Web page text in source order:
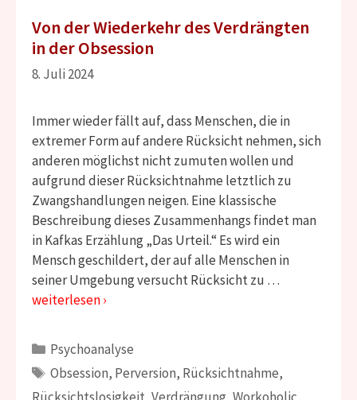
Von der Wiederkehr des Verdrängten
in der Obsession
8. Juli 2024
Immer wieder fällt auf, dass Menschen, die in
extremer Form auf andere Rücksicht nehmen, sich
anderen möglichst nicht zumuten wollen und
aufgrund dieser Rücksichtnahme letztlich zu
Zwangshandlungen neigen. Eine klassische
Beschreibung dieses Zusammenhangs findet man
in Kafkas Erzählung „Das Urteil.“ Es wird ein
Mensch geschildert, der auf alle Menschen in
seiner Umgebung versucht Rücksicht zu …
weiterlesen ›
Kategorien
Psychoanalyse
Schlagwörter
Obsession, Perversion, Rücksichtnahme,